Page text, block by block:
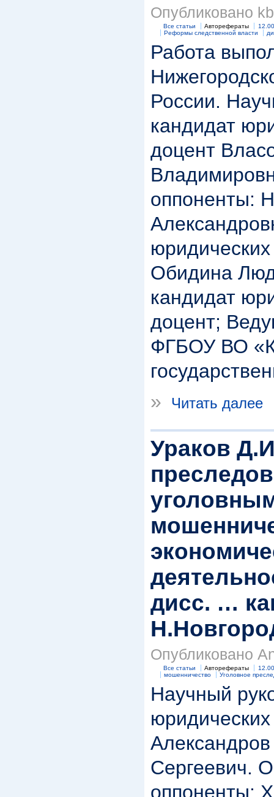
Опубликовано
Все статьи Авторефераты
Реформы следственной власти
Работа
России.
кандидат
доцент
оппоненты:
Обидина
кандидат
доцент;
ФГБОУ ВО
»
Читать далее
Ураков
дисс. …
Опубликовано
Все статьи Авторефераты
мошенничество
Уголовное
Научный
Сергеевич.
оппоненты: